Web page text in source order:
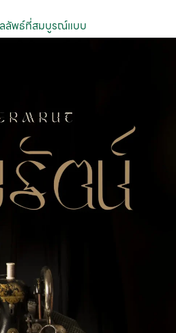
ลลัพธ์ที่สมบูรณ์แบบ